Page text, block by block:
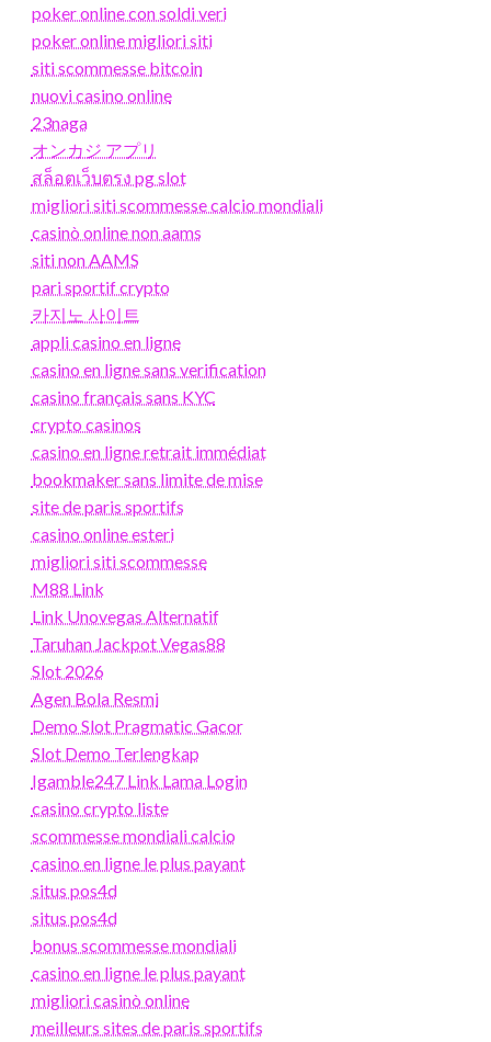
poker online con soldi veri
poker online migliori siti
siti scommesse bitcoin
nuovi casino online
23naga
オンカジ アプリ
สล็อตเว็บตรง pg slot
migliori siti scommesse calcio mondiali
casinò online non aams
siti non AAMS
pari sportif crypto
카지노 사이트
appli casino en ligne
casino en ligne sans verification
casino français sans KYC
crypto casinos
casino en ligne retrait immédiat
bookmaker sans limite de mise
site de paris sportifs
casino online esteri
migliori siti scommesse
M88 Link
Link Unovegas Alternatif
Taruhan Jackpot Vegas88
Slot 2026
Agen Bola Resmi
Demo Slot Pragmatic Gacor
Slot Demo Terlengkap
Igamble247 Link Lama Login
casino crypto liste
scommesse mondiali calcio
casino en ligne le plus payant
situs pos4d
situs pos4d
bonus scommesse mondiali
casino en ligne le plus payant
migliori casinò online
meilleurs sites de paris sportifs